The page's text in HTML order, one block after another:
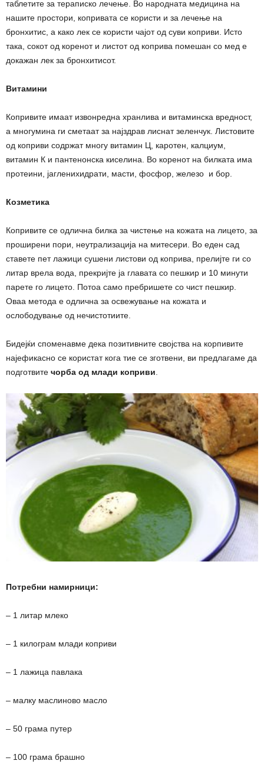
таблетите за тераписко лечење. Во народната медицина на
нашите простори, копривата се користи и за лечење на
бронхитис, а како лек се користи чајот од суви коприви. Исто
така, сокот од коренот и листот од коприва помешан со мед е
докажан лек за бронхитисот.
Витамини
Копривите имаат извонредна хранлива и витаминска вредност,
а многумина ги сметаат за најздрав лиснат зеленчук. Листовите
од коприви содржат многу витамин Ц, каротен, калциум,
витамин К и пантенонска киселина. Во коренот на билката има
протеини, јагленихидрати, масти, фосфор, железо и бор.
Козметика
Копривите се одлична билка за чистење на кожата на лицето, за
проширени пори, неутрализација на митесери. Во еден сад
ставете пет лажици сушени листови од коприва, прелијте ги со
литар врела вода, прекријте ја главата со пешкир и 10 минути
парете го лицето. Потоа само пребришете со чист пешкир.
Оваа метода е одлична за освежување на кожата и
ослободување од нечистотиите.
Бидејќи споменавме дека позитивните својства на корпивите
најефикасно се користат кога тие се зготвени, ви предлагаме да
подготвите чорба од млади коприви
Потребни намирници:
– 1 литар млеко
– 1 килограм млади коприви
– 1 лажица павлака
– малку маслиново масло
– 50 грама путер
– 100 грама брашно